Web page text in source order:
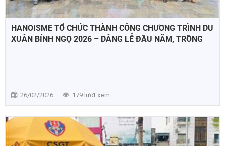
HANOISME TỔ CHỨC THÀNH CÔNG CHƯƠNG TRÌNH DU
XUÂN BÍNH NGỌ 2026 – DÂNG LỄ ĐẦU NĂM, TRỒNG
26/02/2026 179 lượt xem